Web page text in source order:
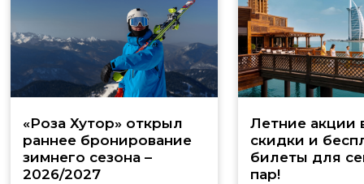
«Роза Хутор» открыл
раннее бронирование
зимнего сезона –
2026/2027
Летние акции
скидки и
билеты для
пар!